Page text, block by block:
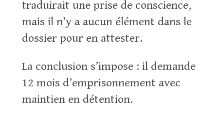
traduirait une prise de conscience,
mais il n’y a aucun élément dans le
dossier pour en attester.
La conclusion s’impose : il demande
12 mois d’emprisonnement avec
maintien en détention.